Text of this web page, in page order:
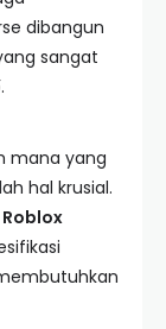
dibangun
sangat
.
mana yang
hal krusial.
Roblox